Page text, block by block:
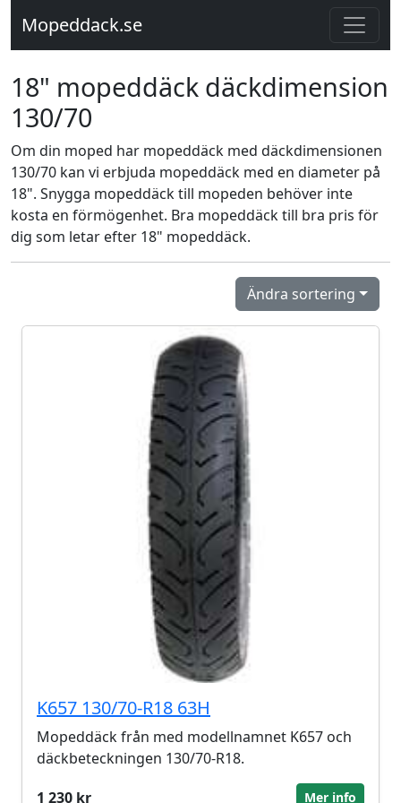
Mopeddack.se
18" mopeddäck däckdimension
130/70
Om din moped har mopeddäck med däckdimensionen
130/70 kan vi erbjuda mopeddäck med en diameter på
18". Snygga mopeddäck till mopeden behöver inte
kosta en förmögenhet. Bra mopeddäck till bra pris för
dig som letar efter 18" mopeddäck.
Ändra sortering
K657 130/70-R18 63H
Mopeddäck från med modellnamnet K657 och
däckbeteckningen 130/70-R18.
1 230 kr
Mer info